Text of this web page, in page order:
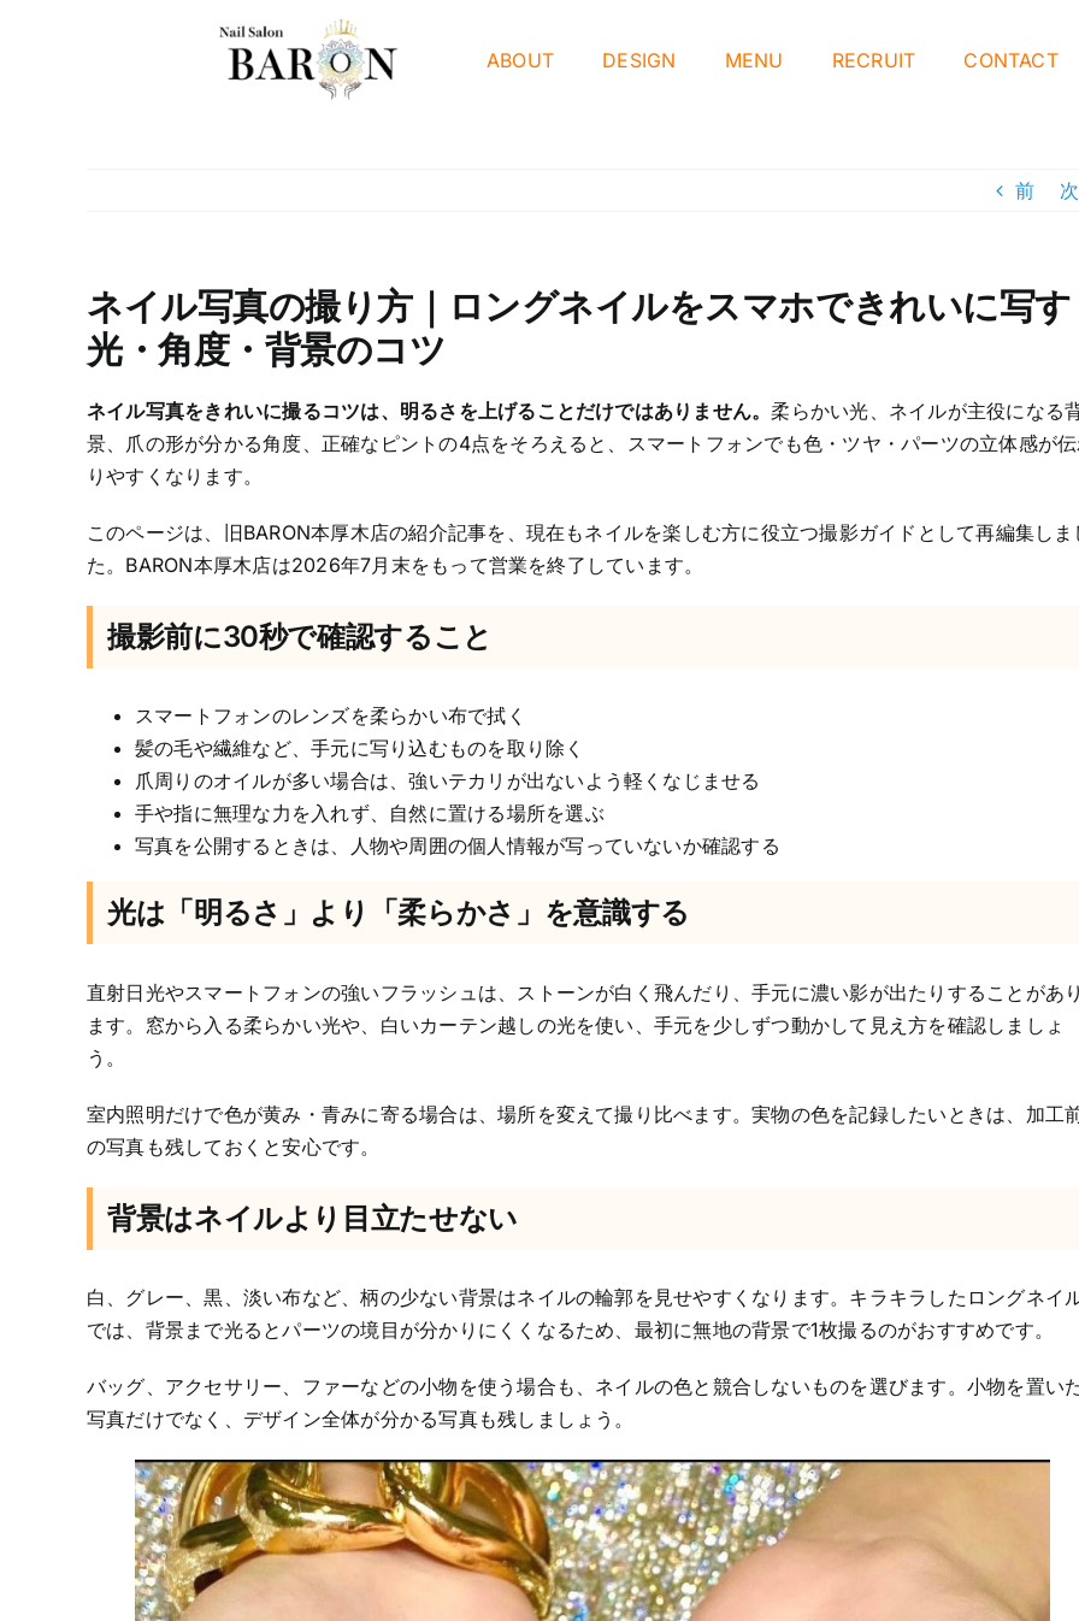
ABOUT DESIGN MENU RECRUIT CONTACT
前 次
ネイル写真の撮り方｜ロングネイルをスマホできれいに写す
光・角度・背景のコツ
ネイル写真をきれいに撮るコツは、明るさを上げることだけではありません。柔らかい光、ネイルが主役になる
景、爪の形が分かる角度、正確なピントの4点をそろえると、スマートフォンでも色・ツヤ・パーツの立体感が
りやすくなります。
このページは、旧BARON本厚木店の紹介記事を、現在もネイルを楽しむ方に役立つ撮影ガイドとして再編集しま
た。BARON本厚木店は2026年7月末をもって営業を終了しています。
撮影前に30秒で確認すること
スマートフォンのレンズを柔らかい布で拭く
髪の毛や繊維など、手元に写り込むものを取り除く
爪周りのオイルが多い場合は、強いテカリが出ないよう軽くなじませる
手や指に無理な力を入れず、自然に置ける場所を選ぶ
写真を公開するときは、人物や周囲の個人情報が写っていないか確認する
光は「明るさ」より「柔らかさ」を意識する
直射日光やスマートフォンの強いフラッシュは、ストーンが白く飛んだり、手元に濃い影が出たりすることがあり
ます。窓から入る柔らかい光や、白いカーテン越しの光を使い、手元を少しずつ動かして見え方を確認しましょ
う。
室内照明だけで色が黄み・青みに寄る場合は、場所を変えて撮り比べます。実物の色を記録したいときは、加工
の写真も残しておくと安心です。
背景はネイルより目立たせない
白、グレー、黒、淡い布など、柄の少ない背景はネイルの輪郭を見せやすくなります。キラキラしたロングネイ
では、背景まで光るとパーツの境目が分かりにくくなるため、最初に無地の背景で1枚撮るのがおすすめです。
バッグ、アクセサリー、ファーなどの小物を使う場合も、ネイルの色と競合しないものを選びます。小物を置い
写真だけでなく、デザイン全体が分かる写真も残しましょう。